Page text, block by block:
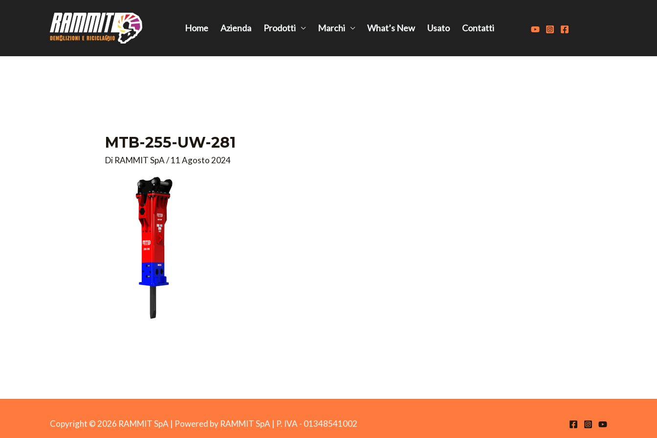
Home Azienda Prodotti Marchi What’s New Usato Contatti
MTB-255-UW-281
Di RAMMIT SpA/11 Agosto 2024
Copyright © 2026 RAMMIT SpA | Powered by RAMMIT SpA | P. IVA - 01348541002